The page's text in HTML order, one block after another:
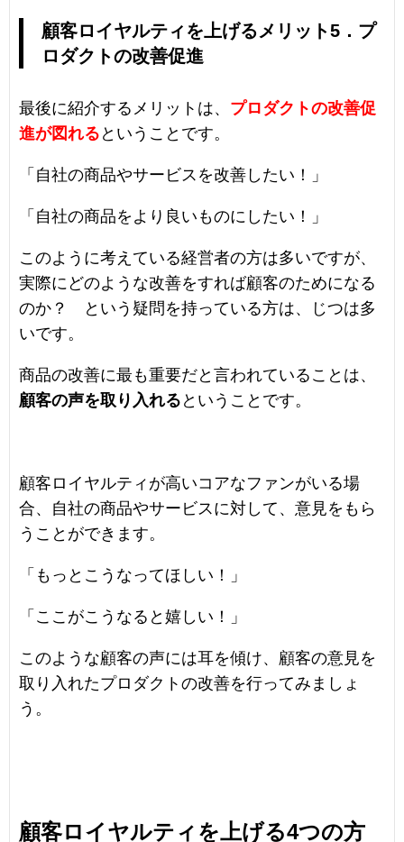
顧客ロイヤルティを上げるメリット5．プ
ロダクトの改善促進
最後に紹介するメリットは、 プロダクトの改善促
進が図れる ということです。
「自社の商品やサービスを改善したい！」
「自社の商品をより良いものにしたい！」
このように考えている経営者の方は多いですが、
実際にどのような改善をすれば顧客のためになる
のか？ という疑問を持っている方は、じつは多
いです。
商品の改善に最も重要だと言われていることは、
顧客の声を取り入れる ということです。
顧客ロイヤルティが高いコアなファンがいる場
合、自社の商品やサービスに対して、意見をもら
うことができます。
「もっとこうなってほしい！」
「ここがこうなると嬉しい！」
このような顧客の声には耳を傾け、顧客の意見を
取り入れたプロダクトの改善を行ってみましょ
う。
顧客ロイヤルティを上げる4つの方